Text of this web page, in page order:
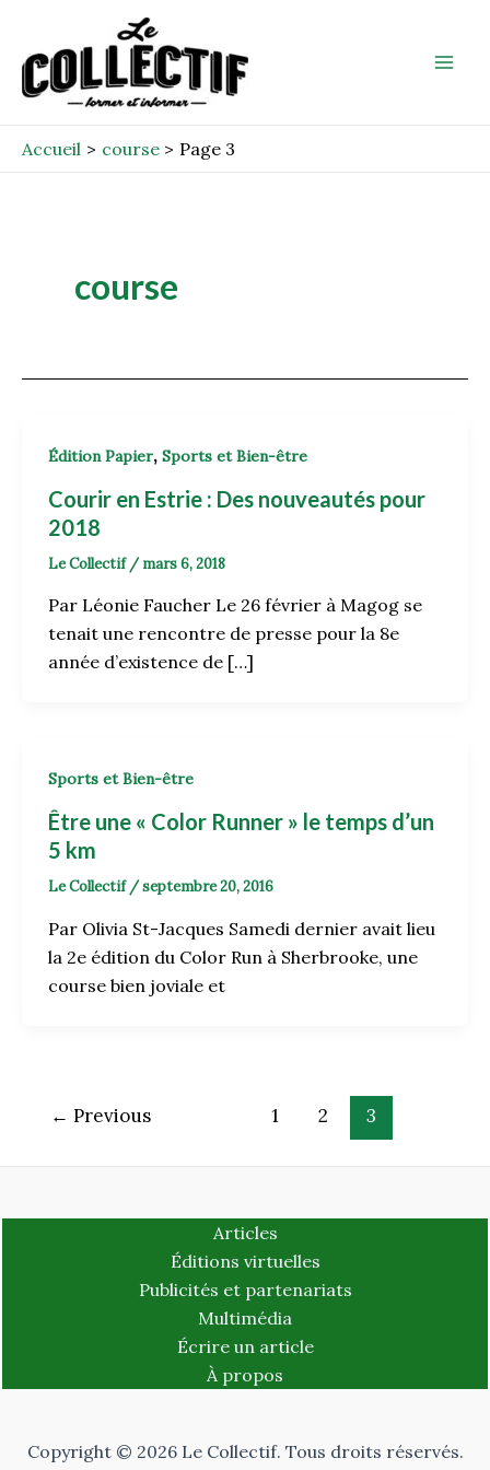
contenu
Accueil course Page 3
course
Édition Papier, Sports et Bien-être
Courir en Estrie : Des nouveautés pour
2018
Le Collectif / mars 6, 2018
Par Léonie Faucher Le 26 février à Magog se
tenait une rencontre de presse pour la 8e
année d’existence de […]
Sports et Bien-être
Être une « Color Runner » le temps d’un
5 km
Le Collectif /septembre 20, 2016
Par Olivia St-Jacques Samedi dernier avait lieu
la 2e édition du Color Run à Sherbrooke, une
course bien joviale et
pagination
← Previous 1 2 3
Articles
Éditions virtuelles
Publicités et partenariats
Multimédia
Écrire un article
À propos
Copyright © 2026 Le Collectif. Tous droits réservés.